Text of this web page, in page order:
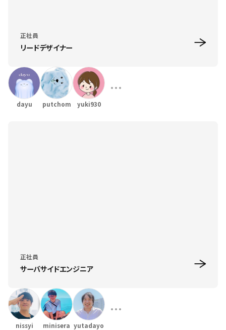
正社員
リードデザイナー
dayu putchom yuki930
正社員
サーバサイドエンジニア
nissyi minisera yutadayo